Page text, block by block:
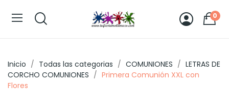
0
Inicio Todas las categorias COMUNIONES
LETRAS DE
CORCHO COMUNIONES
Primera Comunión XXL con
Flores